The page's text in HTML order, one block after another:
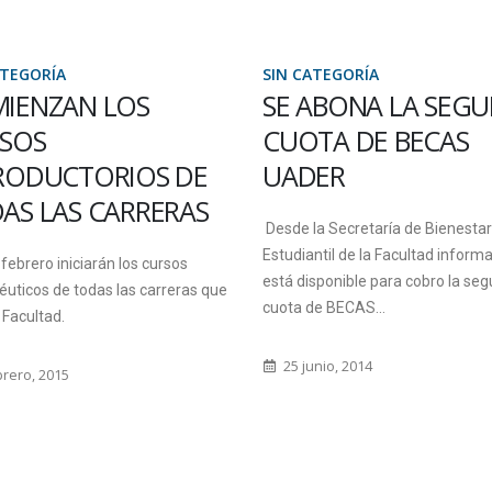
LA SEGUNDA
DE BECAS
de la Facultad informan que
para cobro la segunda
BECAS...
2014
SIN CATEGORÍA
SE PRESENTÓ UN
DESTINADO A
ESTUDIANTES DE
ACCIDENTOLOGÍA
Para inaugurar la colección
libro: “Estadística. Notas de